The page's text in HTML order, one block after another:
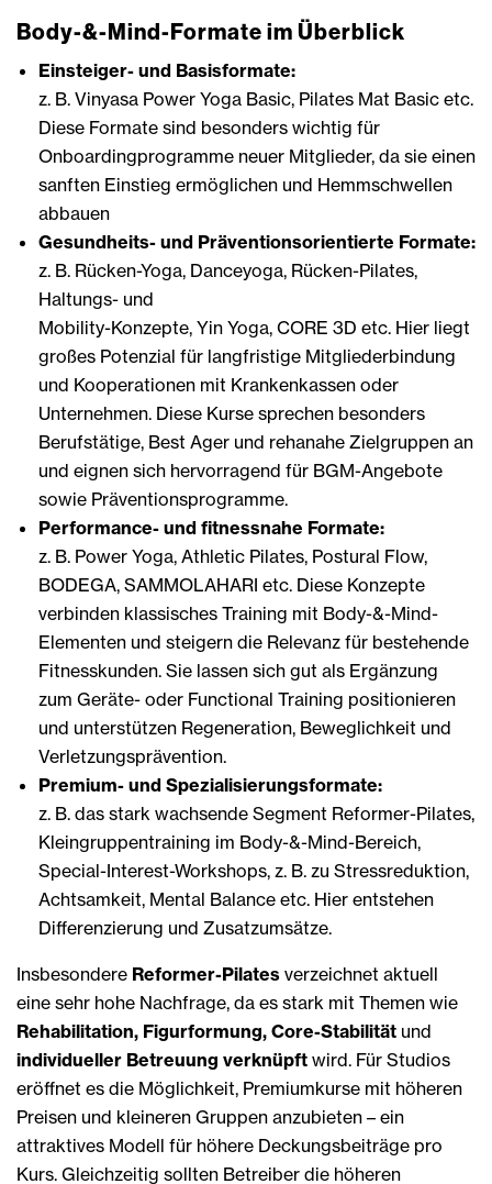
Body-&-Mind-Formate im Überblick
Einsteiger- und Basisformate:
z. B. Vinyasa Power Yoga Basic, Pilates Mat Basic etc.
Diese Formate sind besonders wichtig für
Onboardingprogramme neuer Mitglieder, da sie einen
sanften Einstieg ermöglichen und Hemmschwellen
abbauen
Gesundheits- und Präventionsorientierte Formate:
z. B. Rücken-Yoga, Danceyoga, Rücken-Pilates,
Haltungs- und
Mobility-Konzepte, Yin Yoga, CORE 3D etc. Hier liegt
großes Potenzial für langfristige Mitgliederbindung
und Kooperationen mit Krankenkassen oder
Unternehmen. Diese Kurse sprechen besonders
Berufstätige, Best Ager und rehanahe Zielgruppen an
und eignen sich hervorragend für BGM-Angebote
sowie Präventionsprogramme.
Performance- und fitnessnahe Formate:
z. B. Power Yoga, Athletic Pilates, Postural Flow,
BODEGA, SAMMOLAHARI etc. Diese Konzepte
verbinden klassisches Training mit Body-&-Mind-
Elementen und steigern die Relevanz für bestehende
Fitnesskunden. Sie lassen sich gut als Ergänzung
zum Geräte- oder Functional Training positionieren
und unterstützen Regeneration, Beweglichkeit und
Verletzungsprävention.
Premium- und Spezialisierungsformate:
z. B. das stark wachsende Segment Reformer-Pilates,
Kleingruppentraining im Body-&-Mind-Bereich,
Special-Interest-Workshops, z. B. zu Stressreduktion,
Achtsamkeit, Mental Balance etc. Hier entstehen
Differenzierung und Zusatzumsätze.
Insbesondere Reformer-Pilates verzeichnet aktuell
eine sehr hohe Nachfrage, da es stark mit Themen wie
Rehabilitation, Figurformung, Core-Stabilität und
individueller Betreuung verknüpft wird. Für Studios
eröffnet es die Möglichkeit, Premiumkurse mit höheren
Preisen und kleineren Gruppen anzubieten – ein
attraktives Modell für höhere Deckungsbeiträge pro
Kurs. Gleichzeitig sollten Betreiber die höheren